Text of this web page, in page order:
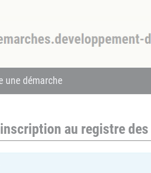
une démarche
au registre